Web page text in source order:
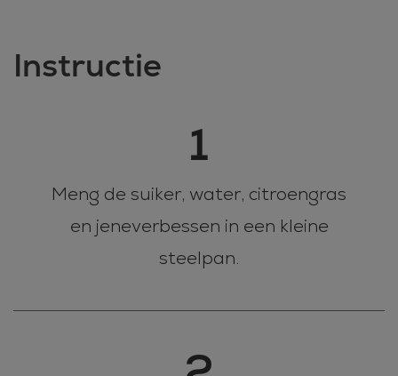
Instructie
1
Meng de suiker, water, citroengras
en jeneverbessen in een kleine
steelpan.